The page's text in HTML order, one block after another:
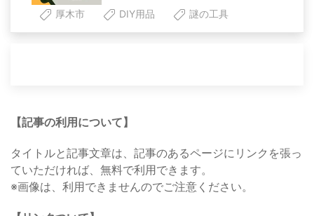
厚木市
DIY用品 謎の工具
【記事の利用について】
タイトルと記事文章は、記事のあるページにリンクを張っ
ていただければ、無料で利用できます。
※画像は、利用できませんのでご注意ください。